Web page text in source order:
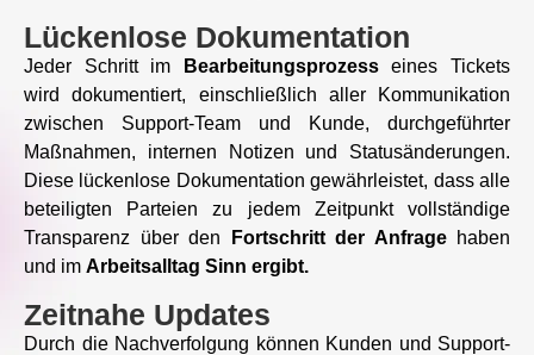
Lückenlose Dokumentation
Jeder Schritt im Bearbeitungsprozesseines Tickets
wird dokumentiert, einschließlich aller Kommunikation
zwischen Support-Team und Kunde, durchgeführter
Maßnahmen, internen Notizen und Statusänderungen.
Diese lückenlose Dokumentation gewährleistet, dass alle
beteiligten Parteien zu jedem Zeitpunkt vollständige
Transparenz über den
Fortschritt der Anfragehaben
und im Arbeitsalltag Sinn ergibt.
Zeitnahe Updates
Durch die Nachverfolgung können Kunden und Support-